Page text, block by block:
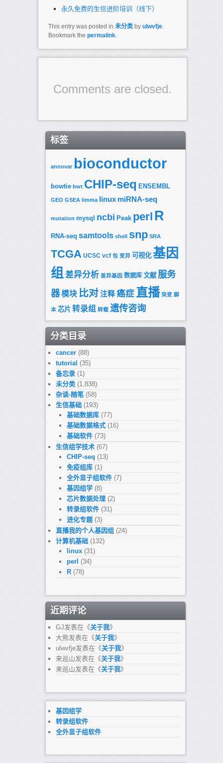
永久免费的生信进阶培训（线下）
This entry was posted in 未分类by ulwvfje.
Bookmark the permalink.
Comments are closed.
标签
annovar bioconductor
bowtie bwt CHIP-seq ENSEMBL
GEO GSEA limma linux miRNA-seq
mutation mysql ncbi Peak perl R
RNA-seq samtools shell snp SRA
TCGA UCSC vcf 包 变异 可视化 基因
组 差异分析 差异基因 数据库 文献 服务
器模块 比对注释癌症 直播 突变 脚
本 芯片 转录组 转载 遗传咨询
分类目录
cancer(88)
tutorial (35)
备忘录(1)
未分类(1,838)
杂谈-随笔(58)
生信基础(193)
基础数据库 (77)
基础数据格式 (16)
基础软件 (73)
生信组学技术(67)
CHIP-seq (13)
免疫组库 (1)
全外显子组软件 (7)
基因组学 (8)
芯片数据处理 (2)
转录组软件 (31)
进化专题 (3)
直播我的个人基因组 (24)
计算机基础(132)
linux (31)
perl (34)
R (78)
近期评论
GJ发表在《关于我》
大熊发表在《关于我》
ulwvfje发表在《关于我》
来巡山发表在《关于我》
来巡山发表在《关于我》
基因组学
转录组软件
全外显子组软件